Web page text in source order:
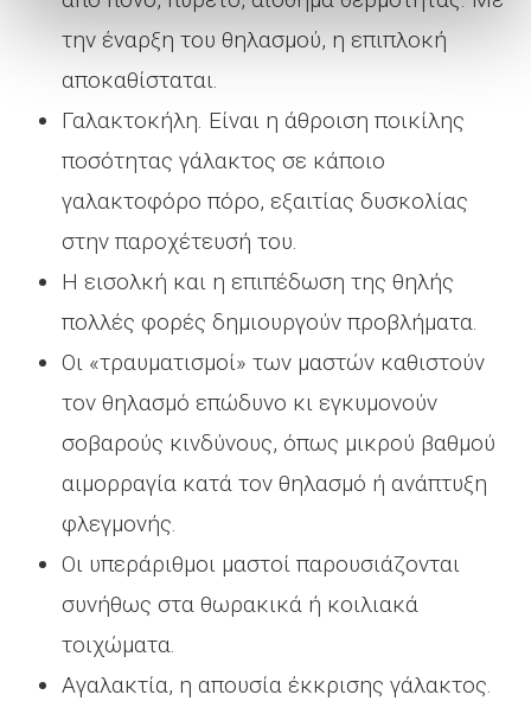
την έναρξη του θηλασμού, η επιπλοκή
αποκαθίσταται.
Γαλακτοκήλη. Είναι η άθροιση ποικίλης
ποσότητας γάλακτος σε κάποιο
γαλακτοφόρο πόρο, εξαιτίας δυσκολίας
στην παροχέτευσή του.
Η εισολκή και η επιπέδωση της θηλής
πολλές φορές δημιουργούν προβλήματα.
Οι «τραυματισμοί» των μαστών καθιστούν
τον θηλασμό επώδυνο κι εγκυμονούν
σοβαρούς κινδύνους, όπως μικρού βαθμού
αιμορραγία κατά τον θηλασμό ή ανάπτυξη
φλεγμονής.
Οι υπεράριθμοι μαστοί παρουσιάζονται
συνήθως στα θωρακικά ή κοιλιακά
τοιχώματα.
Αγαλακτία, η απουσία έκκρισης γάλακτος.